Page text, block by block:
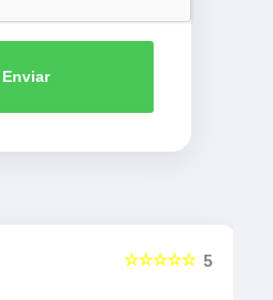
Enviar
5
☆☆☆☆☆